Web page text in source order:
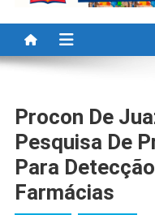
Procon De
Pesquisa De
Para
Farmácias